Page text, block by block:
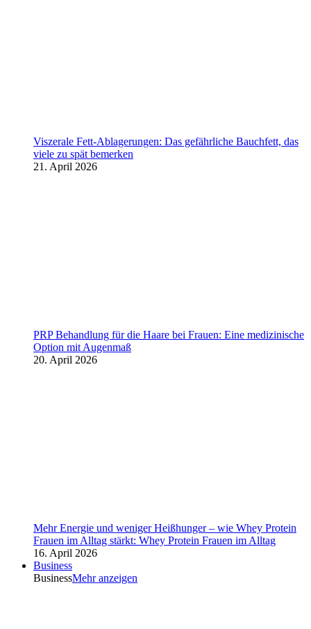
Viszerale Fett-Ablagerungen: Das gefährliche Bauchfett, das
viele zu spät bemerken
21. April 2026
PRP Behandlung für die Haare bei Frauen: Eine medizinische
Option mit Augenmaß
20. April 2026
Mehr Energie und weniger Heißhunger – wie Whey Protein
Frauen im Alltag stärkt: Whey Protein Frauen im Alltag
16. April 2026
Business
BusinessMehr anzeigen